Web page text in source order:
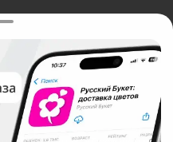
цветов в Брянске